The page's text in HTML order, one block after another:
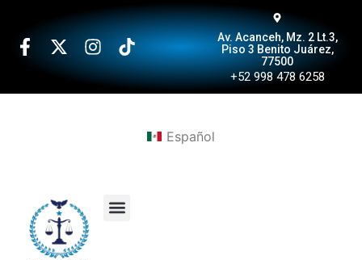
Av. Acanceh, Mz. 2 Lt.3,
Piso 3 Benito Juárez,
77500
+52 998 478 6258
Español